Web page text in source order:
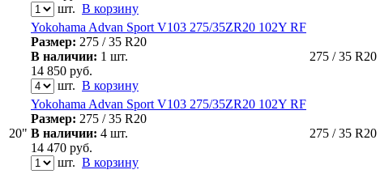
шт. В корзину
20"
Yokohama Advan Sport V103 275/35ZR20 102Y RF
Размер: 275 / 35 R20
В наличии: 1 шт.
14 850 руб.
шт. В корзину
275 / 35 R20
Yokohama Advan Sport V103 275/35ZR20 102Y RF
Размер: 275 / 35 R20
В наличии: 4 шт.
14 470 руб.
шт. В корзину
275 / 35 R20